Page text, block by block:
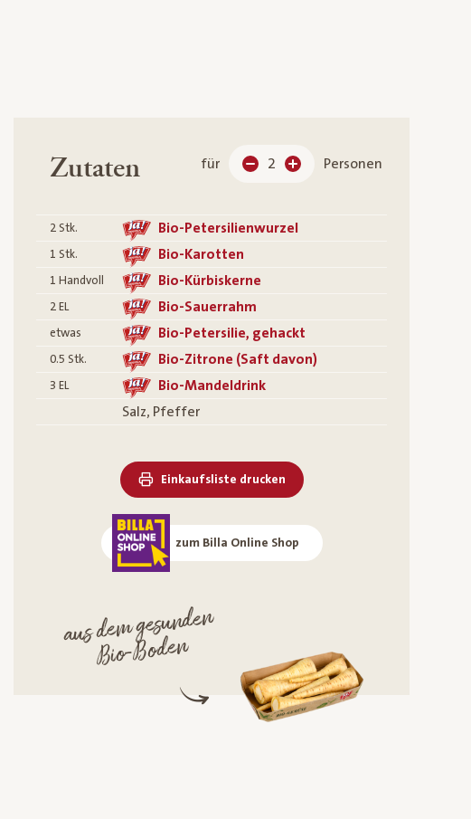
Zutaten für 2 Personen
2 Stk. Bio-Petersilienwurzel
1 Stk. Bio-Karotten
1 Handvoll Bio-Kürbiskerne
2 EL Bio-Sauerrahm
etwas Bio-Petersilie, gehackt
0.5 Stk. Bio-Zitrone (Saft davon)
3 EL
Bio-Mandeldrink
Salz, Pfeffer
Einkaufsliste drucken
zum Billa Online Shop
aus de
m gesunden
Bio-
Boden